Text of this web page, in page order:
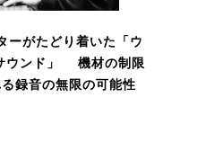
ーがたどり着いた「ウ
ウンド」 機材の制限
録音の無限の可能性